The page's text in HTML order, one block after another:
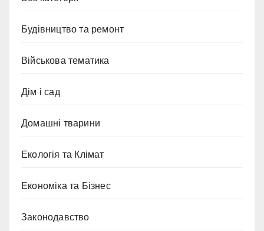
Будівництво та ремонт
Військова тематика
Дім і сад
Домашні тварини
Екологія та Клімат
Економіка та Бізнес
Законодавство